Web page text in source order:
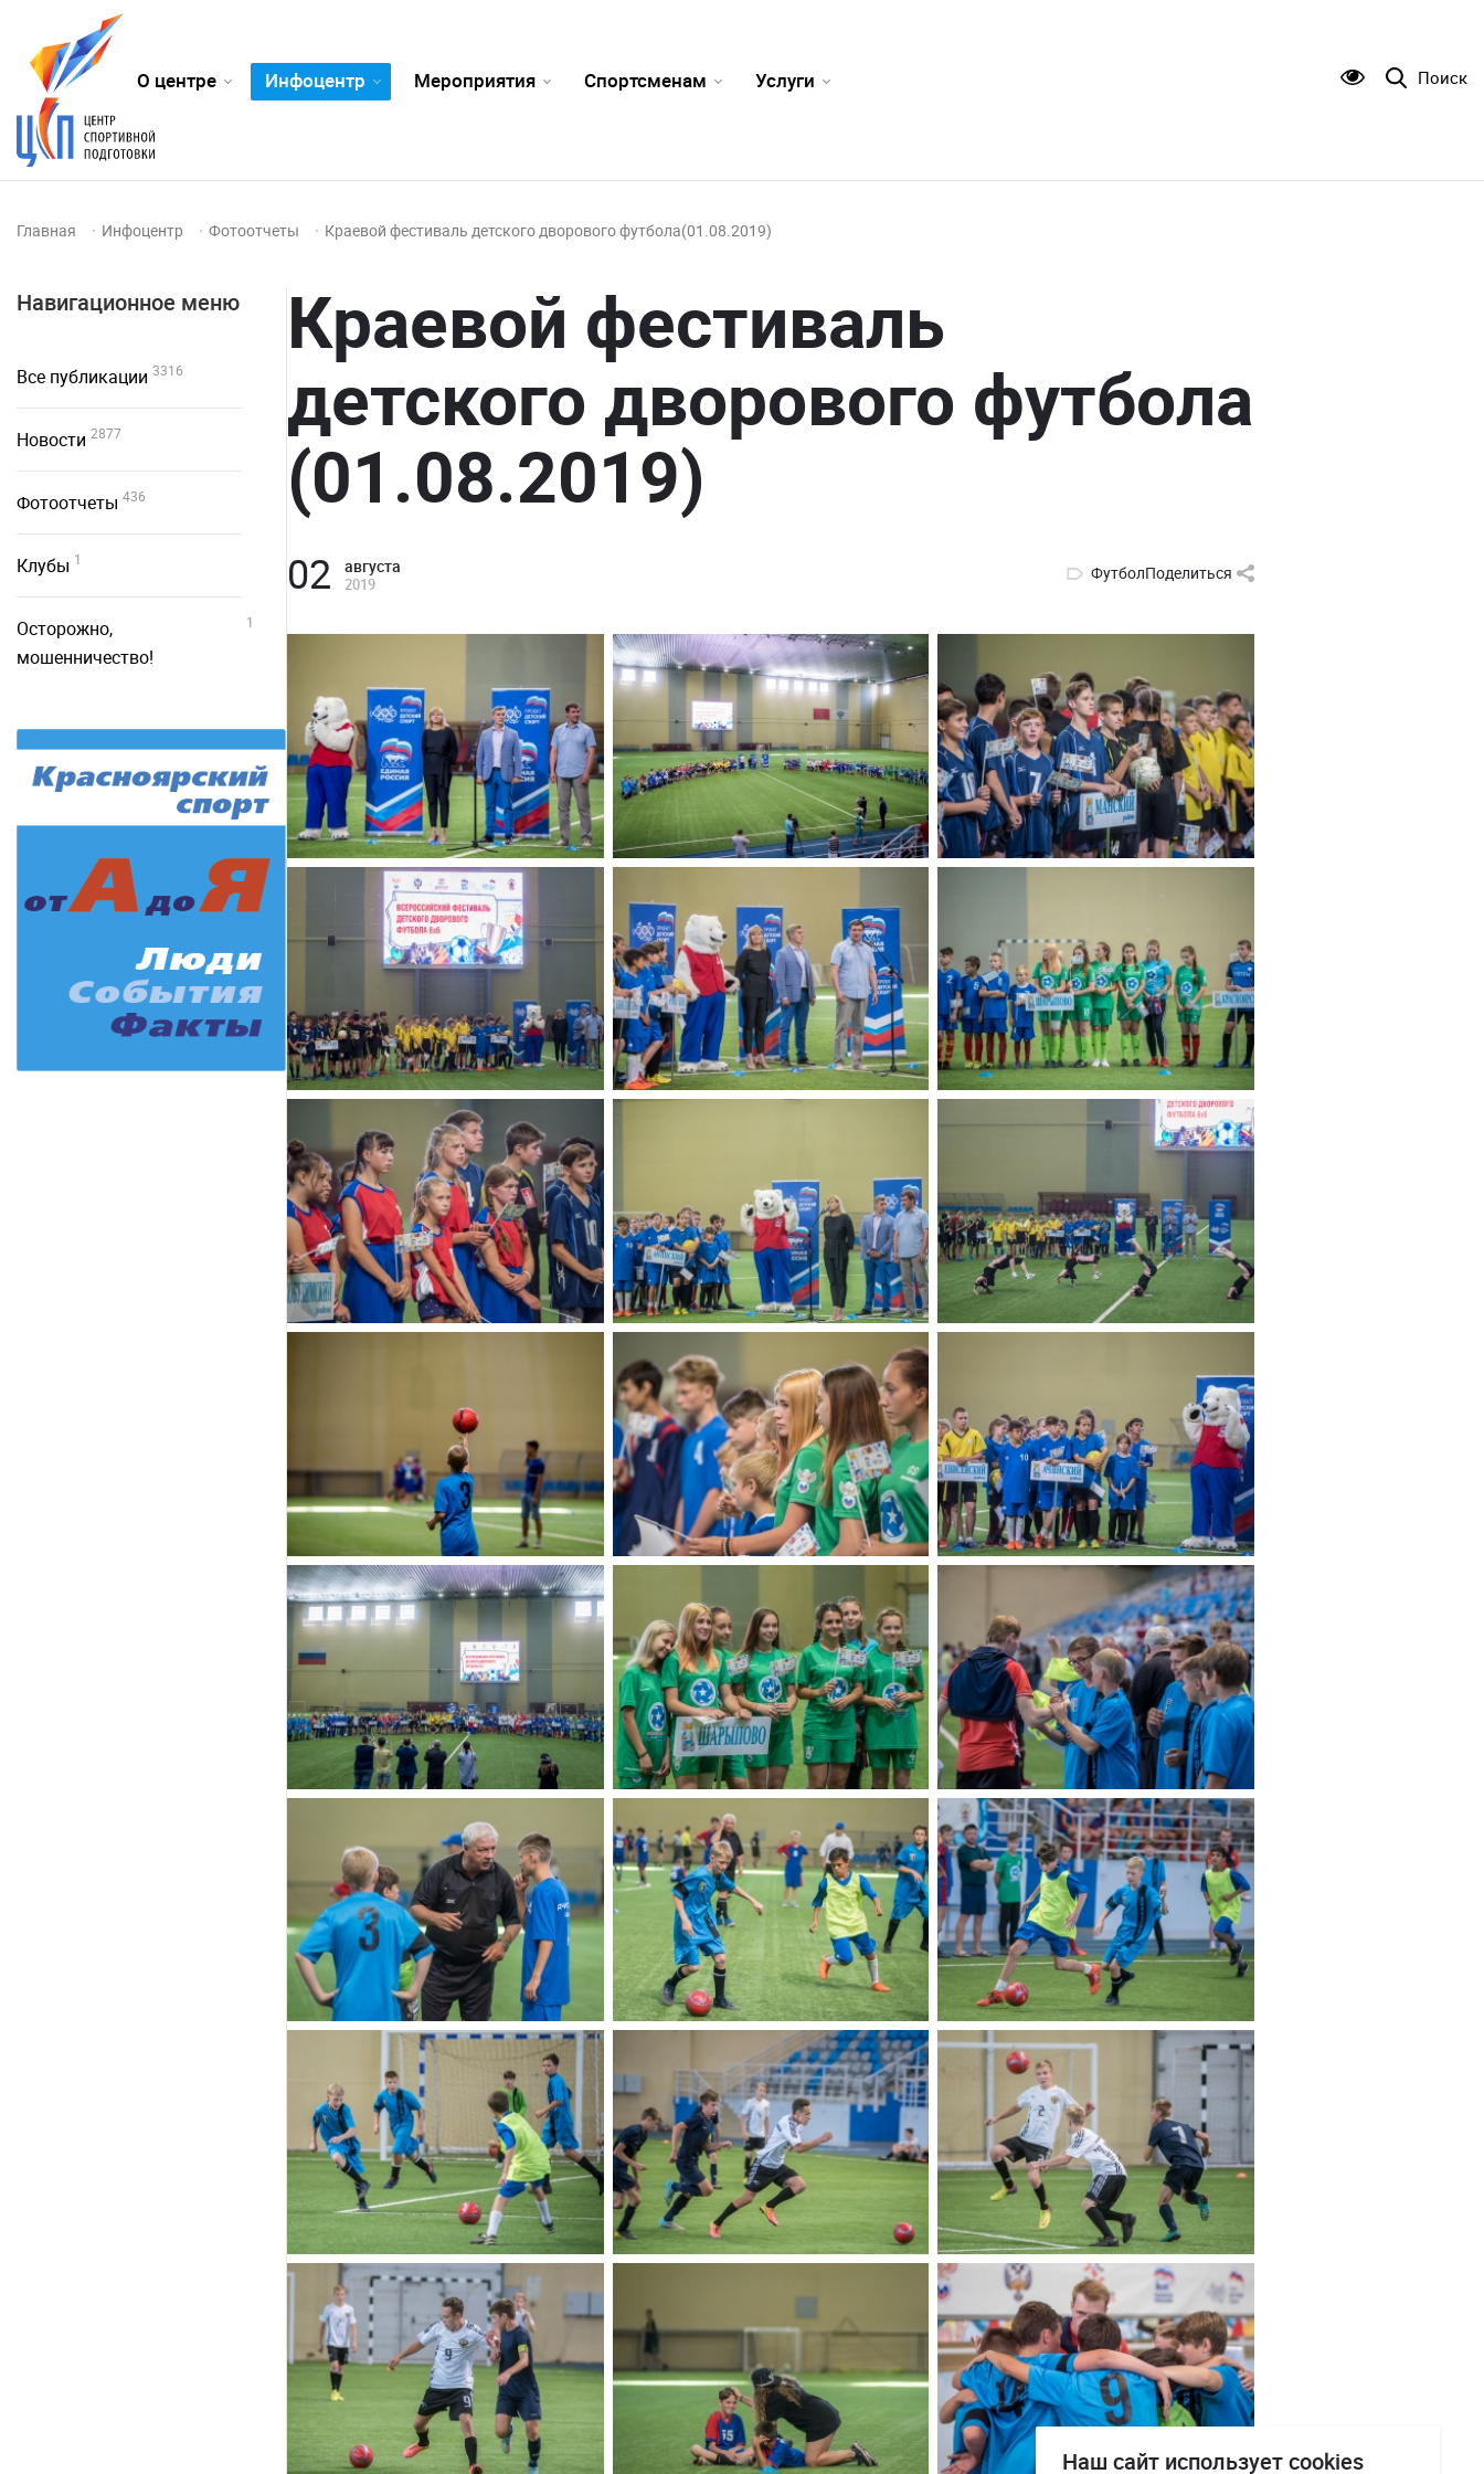
О центре Инфоцентр Мероприятия Спортсменам Услуги Поиск
Главная Инфоцентр Фотоотчеты Краевой фестиваль детского дворового футбола(01.08.2019)
Навигационное меню
Все публикации 3316
Новости 2877
Фотоотчеты 436
Клубы 1
Осторожно,
мошенничество!
1
Краевой фестиваль
детского дворового футбола
(01.08.2019)
02 августа
2019
ФутболПоделиться
Наш сайт использует cookies